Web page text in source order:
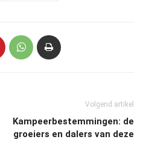
Volgend artikel
Kampeerbestemmingen: de
groeiers en dalers van deze